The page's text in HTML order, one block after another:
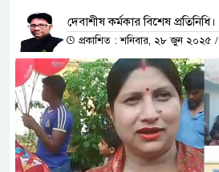
দেবাশীষ কর্মকার বিশেষ প্রতিনিধি।
প্রকাশিত : শনিবার, ২৮ জুন ২০২৫ /